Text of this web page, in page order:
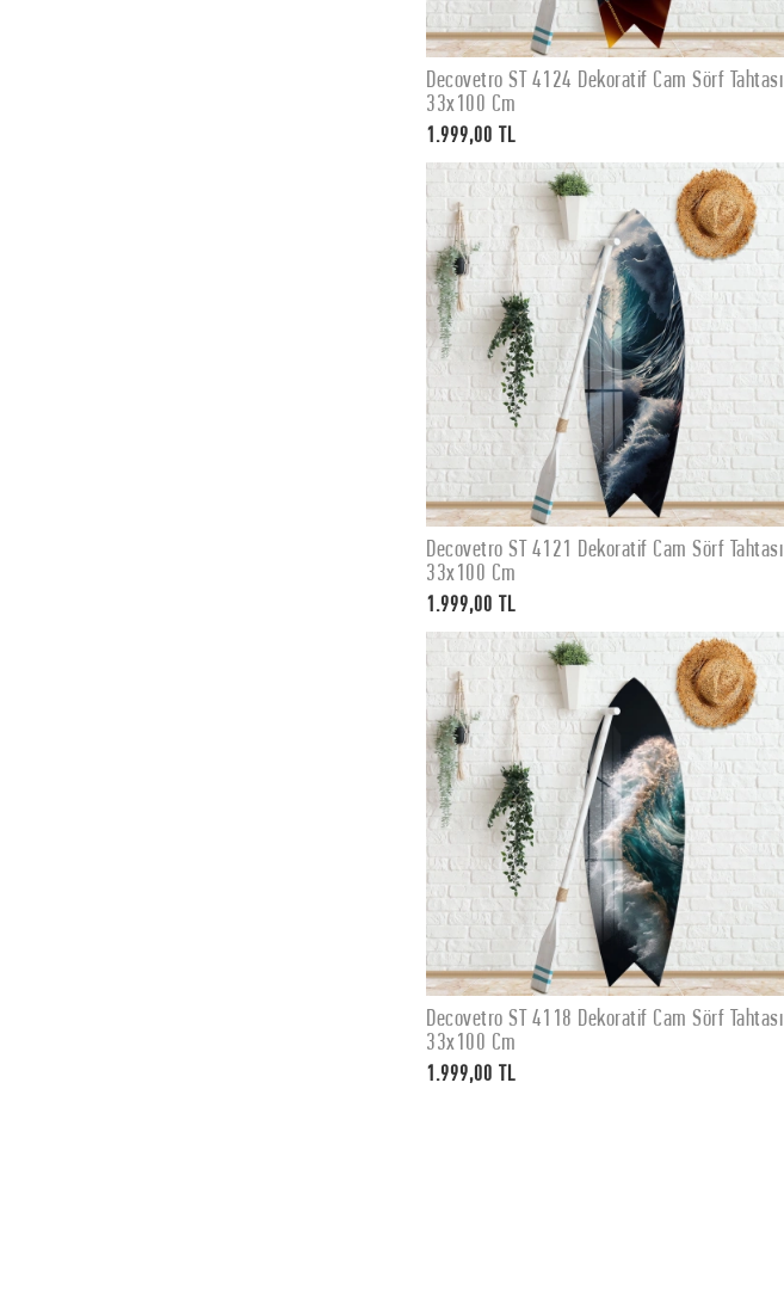
SEPETE EKLE
Decovetro ST 4124 Dekoratif Cam Sörf Tahtası
33x100 Cm
1.999,00 TL
SEPETE EKLE
Decovetro ST 4121 Dekoratif Cam Sörf Tahtası
33x100 Cm
1.999,00 TL
SEPETE EKLE
Decovetro ST 4118 Dekoratif Cam Sörf Tahtası
33x100 Cm
1.999,00 TL